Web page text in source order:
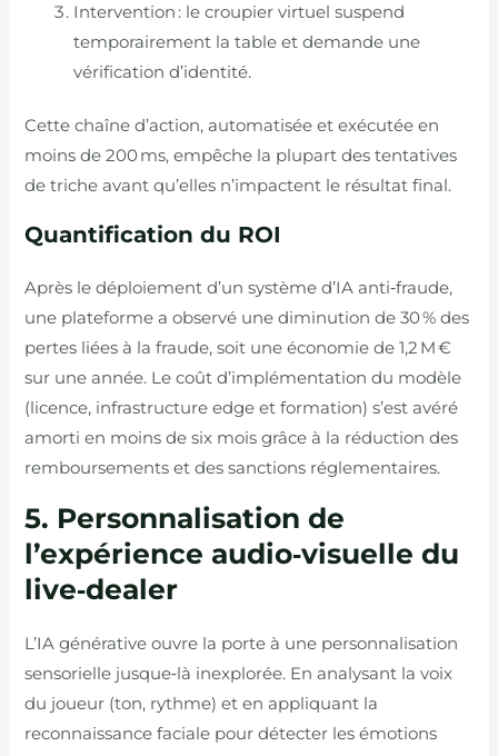
Intervention : le croupier virtuel suspend
temporairement la table et demande une
vérification d’identité.
Cette chaîne d’action, automatisée et exécutée en
moins de 200 ms, empêche la plupart des tentatives
de triche avant qu’elles n’impactent le résultat final.
Quantification du ROI
Après le déploiement d’un système d’IA anti‑fraude,
une plateforme a observé une diminution de 30 % des
pertes liées à la fraude, soit une économie de 1,2 M €
sur une année. Le coût d’implémentation du modèle
(licence, infrastructure edge et formation) s’est avéré
amorti en moins de six mois grâce à la réduction des
remboursements et des sanctions réglementaires.
5. Personnalisation de
l’expérience audio‑visuelle du
live‑dealer
L’IA générative ouvre la porte à une personnalisation
sensorielle jusque‑là inexplorée. En analysant la voix
du joueur (ton, rythme) et en appliquant la
reconnaissance faciale pour détecter les émotions